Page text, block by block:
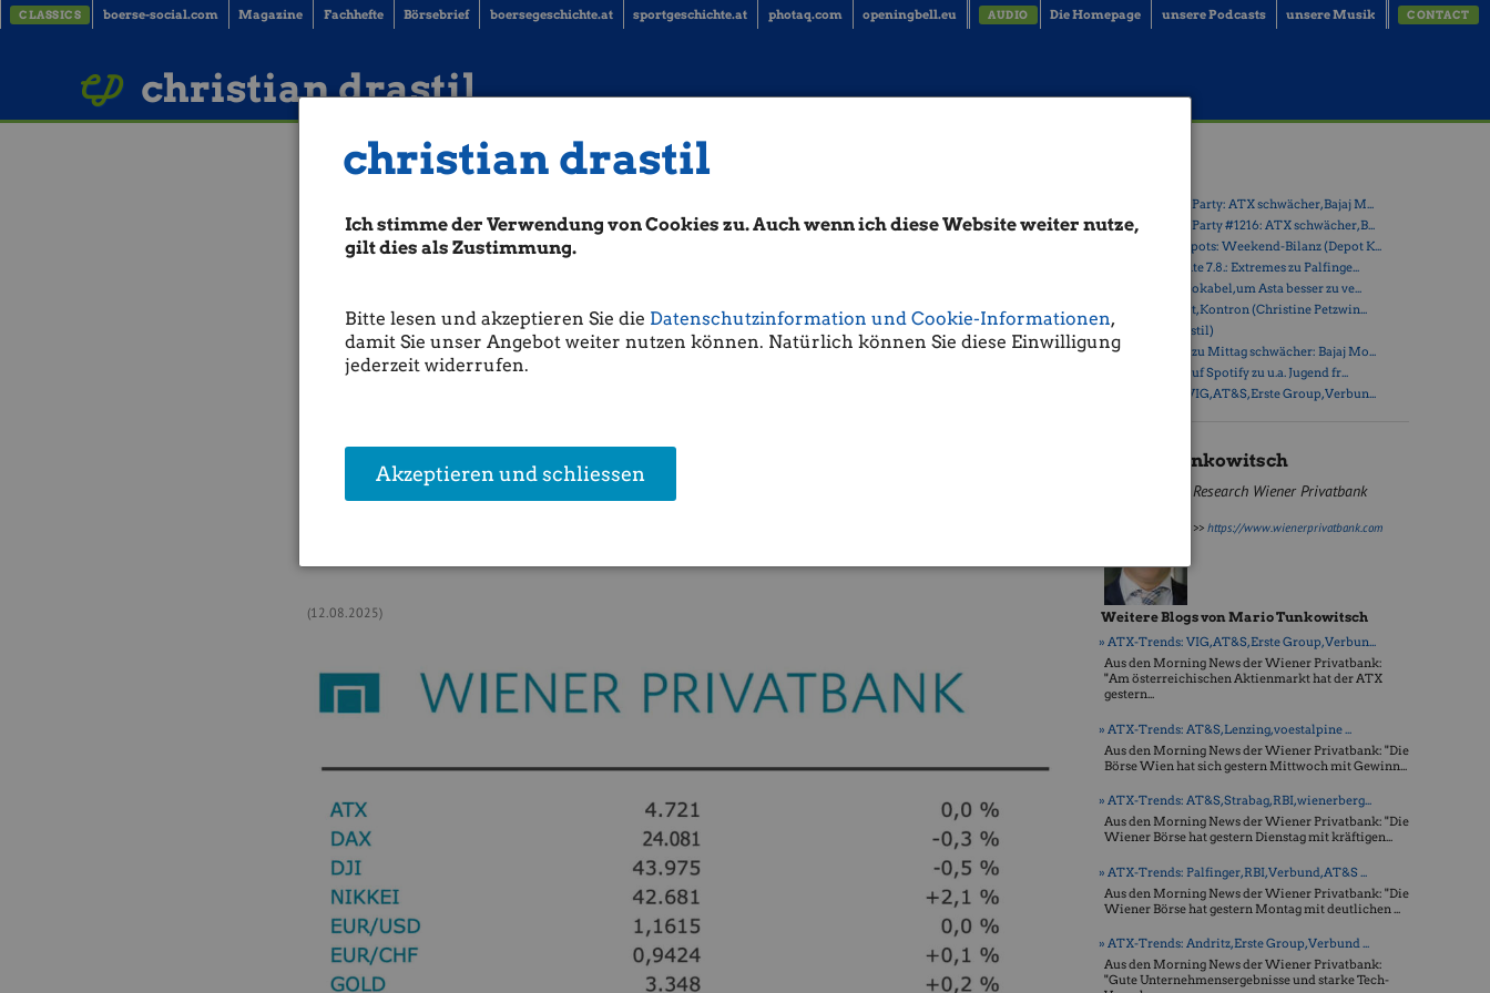
christian drastil
Ich stimme der Verwendung von Cookies zu. Auch wenn ich diese Website weiter nutze,
gilt dies als Zustimmung.
Bitte lesen und akzeptieren Sie die Datenschutzinformation und Cookie-Informationen,
damit Sie unser Angebot weiter nutzen können. Natürlich können Sie diese Einwilligung
jederzeit widerrufen.
Akzeptieren und schliessen
CLASSICS boerse-social.com Magazine Fachhefte Börsebrief boersegeschichte.at sportgeschichte.at photaq.com openingbell.eu AUDIO Die Homepage unsere Podcasts unsere Musik CONTACT
christian drastil
ATX-Trends: Porr, Bawag, RBI ...
Aus den Morning News der Wiener Privatbank: "Nach den starken Kursgewinnen vor dem Wochenende hat der
Wiener Aktienmarkt sich am Montag fast nicht bewegt. Im Verlauf rutschte der Leitindex ATX ins Minus, am Ende
oben getrieben. Der marktbreitere ATX Prime verzeichnete am Montag ein knappes Plus von 0,06 Prozent auf
2.360,24 Zähler. Dem Handel fehlten mangels wichtiger Konjunkturdaten Impulse.
Mit Blick auf die heimischen Aktienwerte blieb die Nachrichtenlage ruhig. Die Porr erneuert zwei Bahnstrecken
auf 115,0 Euro angehoben. Als Grund werden höhere Einnahmen und Dividenden genannt. Die Titel schlossen
unverändert bei 111,3 Euro. Finanzmarktfachleute von Warburg haben das Kursziel für Rosenbauer von 47,0 auf
53,0 Euro angehoben und die "Buy"-Empfehlung bestätigt. Die Aktien des Feuerwehrausrüsters gaben trotzdem
deutliche 3,9 Prozent ab auf 46,7 Euro. Die schwergewichteten Anteile der Raiffeisen Bank International (RBI)
(12.08.2025)
» Wiener Börse Party: ATX schwächer, Bajaj M...
» Wiener Börse Party #1216: ATX schwächer, B...
» Österreich-Depots: Weekend-Bilanz (Depot K...
» Börsegeschichte 7.8.: Extremes zu Palfinge...
» Nachlese: 10 Vokabel, um Asta besser zu ve...
» PIR-News: Post, Kontron (Christine Petzwin...
» (Christian Drastil)
» Wiener Börse zu Mittag schwächer: Bajaj Mo...
» Börse-Inputs auf Spotify zu u.a. Jugend fr...
» ATX-Trends: VIG, AT&S, Erste Group, Verbun...
Mario Tunkowitsch
Research Wiener Privatbank
>>https://www.wienerprivatbank.com
Weitere Blogs von Mario Tunkowitsch
» ATX-Trends: VIG, AT&S, Erste Group, Verbun...
Aus den Morning News der Wiener Privatbank:
"Am österreichischen Aktienmarkt hat der ATX
gestern...
» ATX-Trends: AT&S, Lenzing, voestalpine ...
Aus den Morning News der Wiener Privatbank: "Die
Börse Wien hat sich gestern Mittwoch mit Gewinn...
» ATX-Trends: AT&S, Strabag, RBI, wienerberg...
Aus den Morning News der Wiener Privatbank: "Die
Wiener Börse hat gestern Dienstag mit kräftigen...
» ATX-Trends: Palfinger, RBI, Verbund, AT&S ...
Aus den Morning News der Wiener Privatbank: "Die
Wiener Börse hat gestern Montag mit deutlichen ...
» ATX-Trends: Andritz, Erste Group, Verbund ...
Aus den Morning News der Wiener Privatbank:
"Gute Unternehmensergebnisse und starke Tech-